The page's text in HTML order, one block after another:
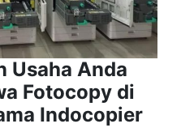
Usaha Anda
Fotocopy di
Indocopier